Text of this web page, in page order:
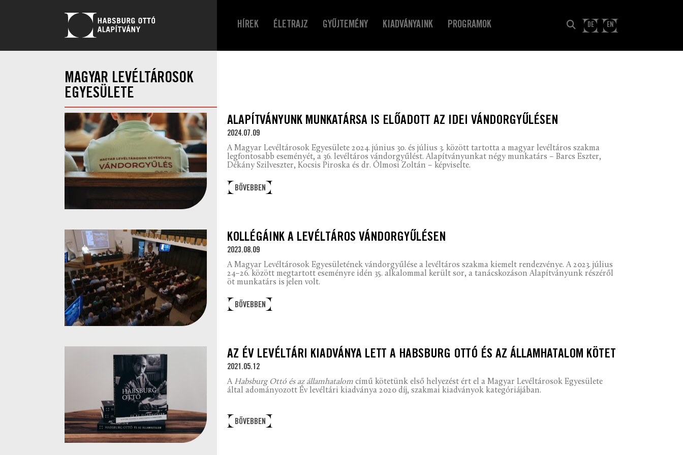
HÍREK ÉLETRAJZ GYŰJTEMÉNY KIADVÁNYAINK PROGRAMOK DE EN
MAGYAR LEVÉLTÁROSOK
EGYESÜLETE
ALAPÍTVÁNYUNK MUNKATÁRSA IS ELŐADOTT AZ IDEI VÁNDORGYŰLÉSEN
2024.07.09
A Magyar Levéltárosok Egyesülete 2024. június 30. és július 3. között tartotta a magyar levéltáros szakma
legfontosabb eseményét, a 36. levéltáros vándorgyűlést. Alapítványunkat négy munkatárs – Barcs Eszter,
Dékány Szilveszter, Kocsis Piroska és dr. Ólmosi Zoltán – képviselte.
BŐVEBBEN
KOLLÉGÁINK A LEVÉLTÁROS VÁNDORGYŰLÉSEN
2023.08.09
A Magyar Levéltárosok Egyesületének vándorgyűlése a levéltáros szakma kiemelt rendezvénye. A 2023. július
24–26. között megtartott eseményre idén 35. alkalommal került sor, a tanácskozáson Alapítványunk részéről
öt munkatárs is jelen volt.
BŐVEBBEN
AZ ÉV LEVÉLTÁRI KIADVÁNYA LETT A HABSBURG OTTÓ ÉS AZ ÁLLAMHATALOM KÖTET
2021.05.12
A Habsburg Ottó és az államhatalom című kötetünk első helyezést ért el a Magyar Levéltárosok Egyesülete
által adományozott Év levéltári kiadványa 2020 díj, szakmai kiadványok kategóriájában.
BŐVEBBEN